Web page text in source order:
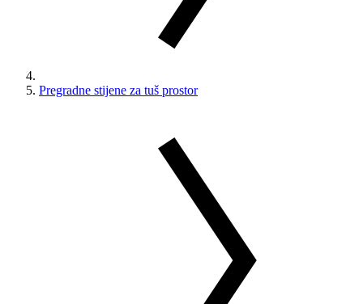
Pregradne stijene za tuš prostor